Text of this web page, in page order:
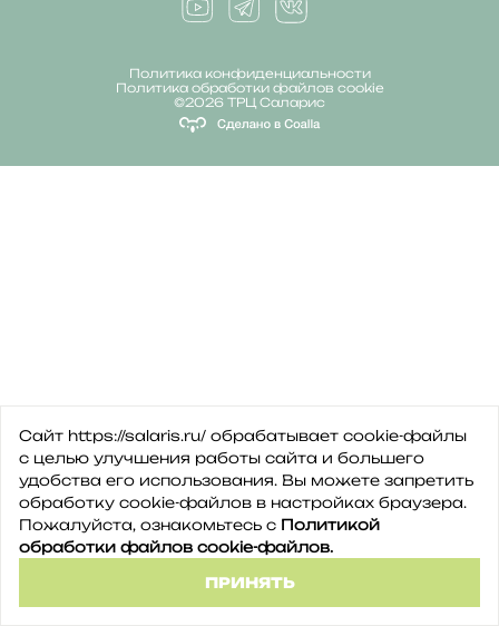
Политика конфиденциальности
Политика обработки файлов cookie
©2026 ТРЦ Саларис
Сайт https://salaris.ru/ обрабатывает cookie-файлы
с целью улучшения работы сайта и большего
удобства его использования. Вы можете запретить
обработку сookie-файлов в настройках браузера.
Пожалуйста, ознакомьтесь с Политикой
обработки файлов cookie-файлов.
ПРИНЯТЬ